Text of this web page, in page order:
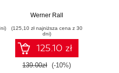
Certification Guide.
DevOps expertise,
pass the AZ-400
with confidence,
and boost your
cloud career
Werner Rall
(125,10 zł najniższa cena z 30
dni)
125.10 zł
139.00zł (-10%)